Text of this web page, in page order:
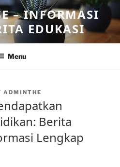
– INFORMASI
EDUKASI
Menu
ADMINTHE
Berita
Lengkap